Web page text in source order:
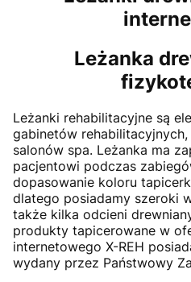
Leżanka
Leżanki rehabilitacyjne są
gabinetów
salonów spa. Leżanka ma
pacjentowi podczas
dopasowanie koloru
dlatego posiadamy szeroki
także kilka odcieni
produkty tapicerowane w
internetowego X-REH
wydany przez Państwowy